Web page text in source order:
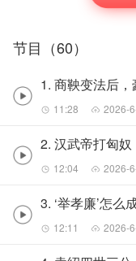
节目（60）
1. 商鞅变法后
11:28 2026-
2. 汉武帝打匈奴
12:04 2026-
3. ‘举孝廉’怎么
12:11 2026-